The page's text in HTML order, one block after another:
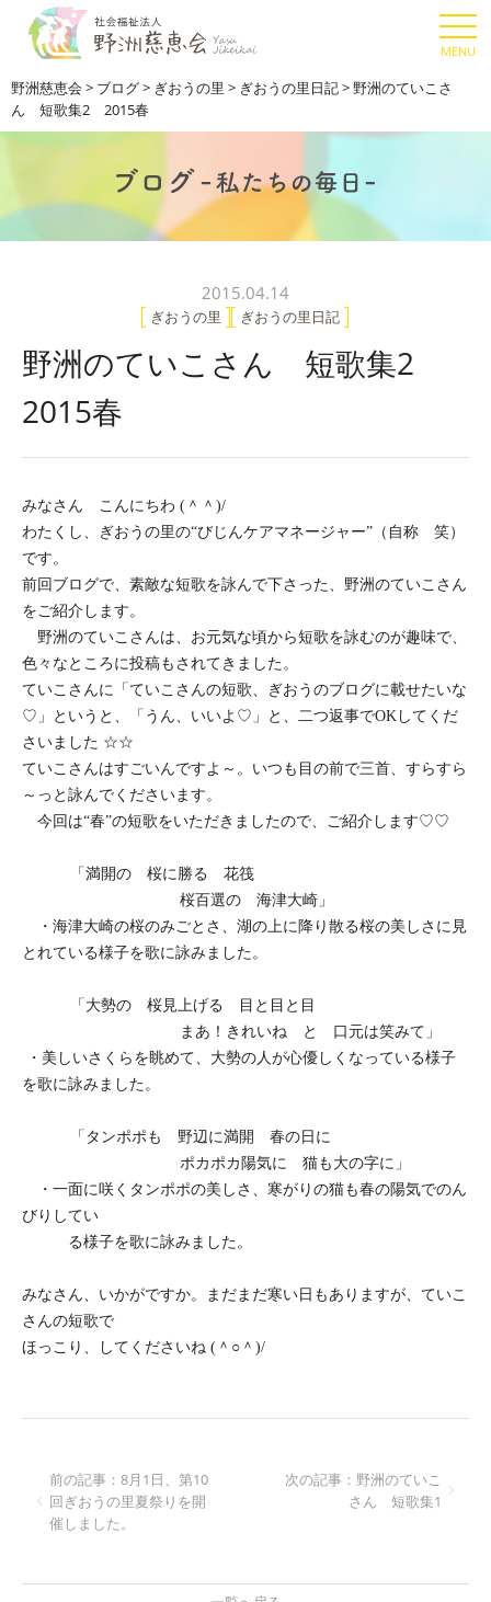
野洲慈恵会 > ブログ> ぎおうの里 > ぎおうの里日記>野洲のていこさ
ん 短歌集2 2015春
2015.04.14
ぎおうの里 ぎおうの里日記
野洲のていこさん 短歌集2
2015春
みなさん こんにちわ (＾＾)/
わたくし、ぎおうの里の“びじんケアマネージャー”（自称 笑）
です。
前回ブログで、素敵な短歌を詠んで下さった、野洲のていこさん
をご紹介します。
野洲のていこさんは、お元気な頃から短歌を詠むのが趣味で、
色々なところに投稿もされてきました。
ていこさんに「ていこさんの短歌、ぎおうのブログに載せたいな
♡」というと、「うん、いいよ♡」と、二つ返事でOKしてくだ
さいました ☆☆
ていこさんはすごいんですよ～。いつも目の前で三首、すらすら
～っと詠んでくださいます。
今回は“春”の短歌をいただきましたので、ご紹介します♡♡
「満開の 桜に勝る 花筏
桜百選の 海津大崎」
・海津大崎の桜のみごとさ、湖の上に降り散る桜の美しさに見
とれている様子を歌に詠みました。
「大勢の 桜見上げる 目と目と目
まあ！きれいね と 口元は笑みて」
・美しいさくらを眺めて、大勢の人が心優しくなっている様子
を歌に詠みました。
「タンポポも 野辺に満開 春の日に
ポカポカ陽気に 猫も大の字に」
・一面に咲くタンポポの美しさ、寒がりの猫も春の陽気でのん
びりしてい
る様子を歌に詠みました。
みなさん、いかがですか。まだまだ寒い日もありますが、ていこ
さんの短歌で
ほっこり、してくださいね (＾○＾)/
前の記事：8月1日、第10
回ぎおうの里夏祭りを開
催しました。
次の記事：野洲のていこ
さん 短歌集1